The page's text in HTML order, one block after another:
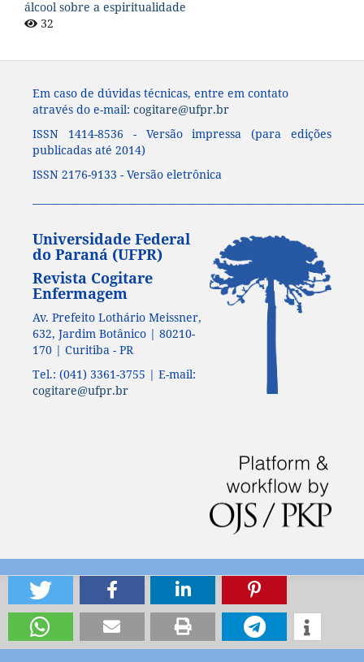
álcool sobre a espiritualidade
32
Em caso de dúvidas técnicas, entre em contato
através do e-mail: cogitare@ufpr.br
ISSN 1414-8536 - Versão impressa (para edições
publicadas até 2014)
ISSN 2176-9133 - Versão eletrônica
Universidade Federal
do Paraná (UFPR)
Revista Cogitare
Enfermagem
Av. Prefeito Lothário Meissner,
632, Jardim Botânico | 80210-
170 | Curitiba - PR
Tel.: (041) 3361-3755 | E-mail:
cogitare@ufpr.br